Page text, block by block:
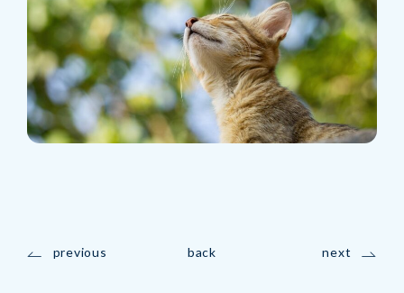
previous back next